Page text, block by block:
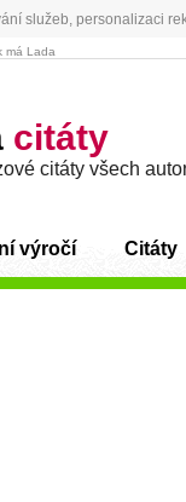
služeb, personalizaci
má Lada
citáty
citáty všech
výročí Citáty